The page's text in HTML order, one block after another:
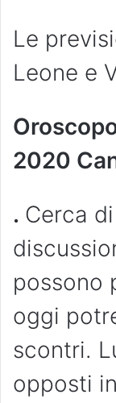
Le
Leone e
2020
. Cerca
possono
oggi
scontri.
opposti